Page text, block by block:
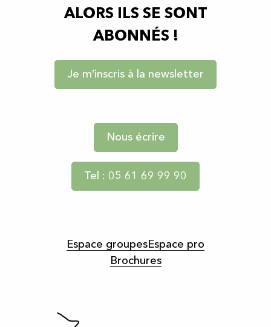
ALORS ILS SE SONT
ABONNÉS !
Je m’inscris à la newsletter
Nous écrire
Tel : 05 61 69 99 90
Espace groupesEspace pro
Brochures